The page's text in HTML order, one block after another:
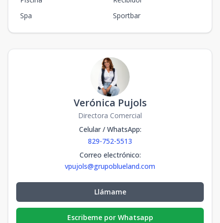
Spa
Sportbar
Verónica Pujols
Directora Comercial
Celular / WhatsApp:
829-752-5513
Correo electrónico:
vpujols@grupoblueland.com
Llámame
Escribeme por Whatsapp